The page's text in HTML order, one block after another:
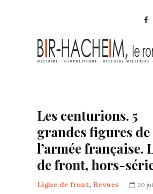
Les centurions. 5
grandes figures de
l’armée française.
de front, hors-série
Ligne de front, Revues 20